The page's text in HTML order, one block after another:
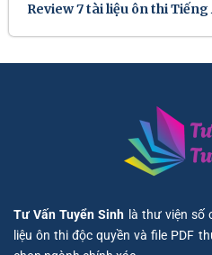
Review 7 tài liệu ôn thi Tiếng
Tư Vấn Tuyển Sinh là thư viện số
liệu ôn thi độc quyền và file PDF